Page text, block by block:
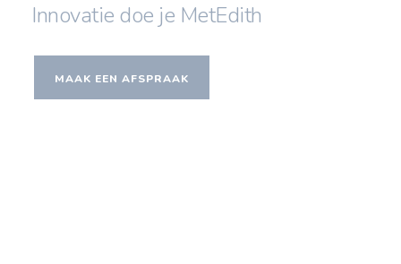
Innovatie doe je MetEdith
MAAK EEN AFSPRAAK